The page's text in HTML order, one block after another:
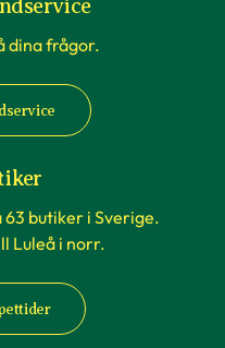
dina frågor.
butiker i Sverige.
Luleå i norr.